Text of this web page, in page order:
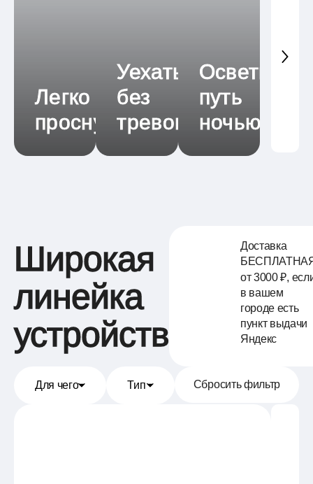
Легко
проснуться
Уехать
без
тревог
Осветить
путь
ночью
Широкая
линейка
устройств
Доставка
от 3000₽,
в вашем
городе есть
пункт выдачи
Яндекс
Для чего Тип Сбросить фильтр